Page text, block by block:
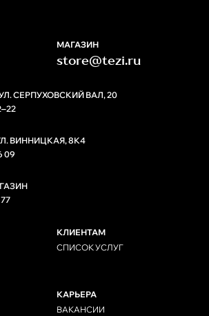
СЕРПУХОВСКИЙ ВАЛ, 20
ВИННИЦКАЯ, 8К4
09
МАГАЗИН
store@tezi.ru
КЛИЕНТАМ
СПИСОК УСЛУГ
КАРЬЕРА
ВАКАНСИИ